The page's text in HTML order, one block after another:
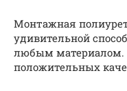
Монтажная
удивительной
любым материалом.
положительных